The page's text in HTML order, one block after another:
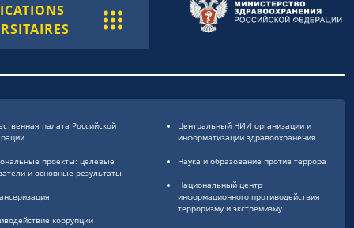
палата Российской
проекты: целевые
и основные результаты
коррупции
Центральный НИИ организации и
информатизации здравоохранения
Наука и образование против террора
Национальный центр
информационного противодействия
терроризму и экстремизму